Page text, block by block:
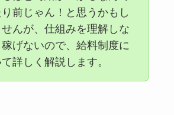
前じゃん！と思うかもし
んが、仕組みを理解しな
げないので、給料制度に
詳しく解説します。